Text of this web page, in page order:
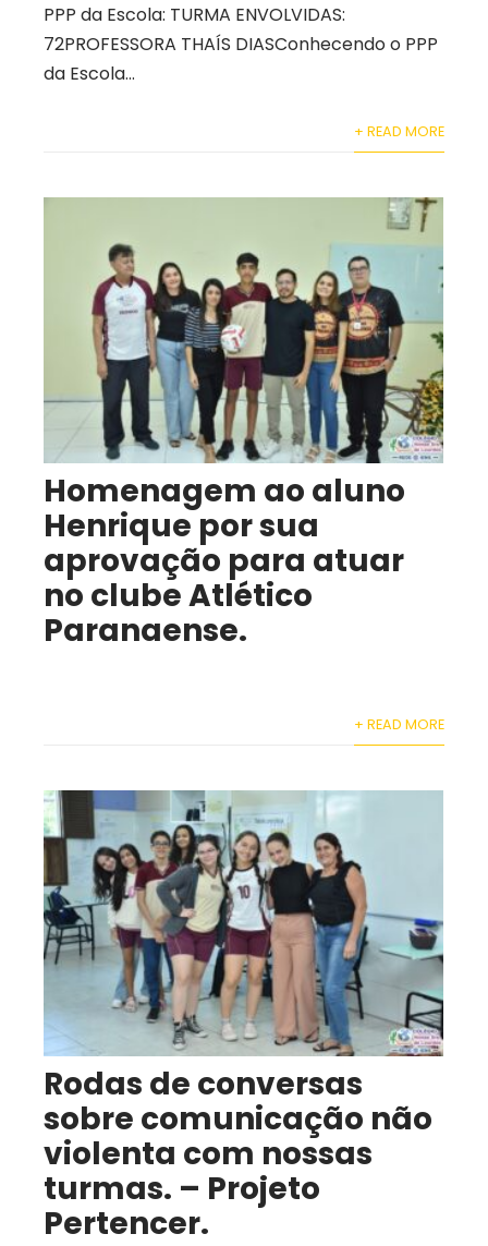
PPP da Escola: TURMA ENVOLVIDAS:
72PROFESSORA THAÍS DIASConhecendo o PPP
da Escola...
+ READ MORE
Homenagem ao aluno
Henrique por sua
aprovação para atuar
no clube Atlético
Paranaense.
+ READ MORE
Rodas de conversas
sobre comunicação não
violenta com nossas
turmas. – Projeto
Pertencer.